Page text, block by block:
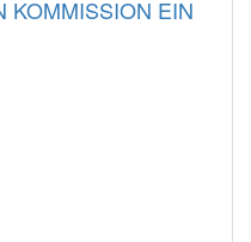
KOMMISSION EIN